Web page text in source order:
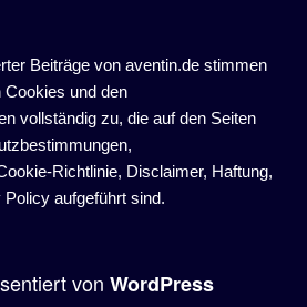
Beiträge von aventin.de stimmen
Cookies und den
vollständig zu, die auf den Seiten
Richtlinie, Disclaimer, Haftung,
aufgeführt sind.
von WordPress